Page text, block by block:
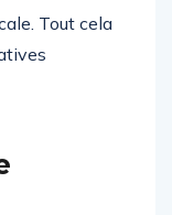
Tout cela